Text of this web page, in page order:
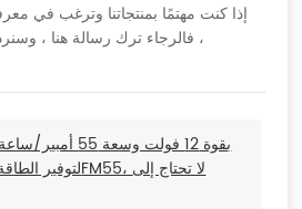
إذا كنت مهتمًا بمنتجاتنا وترغب في
، فالرجاء ترك رسالة هنا ،